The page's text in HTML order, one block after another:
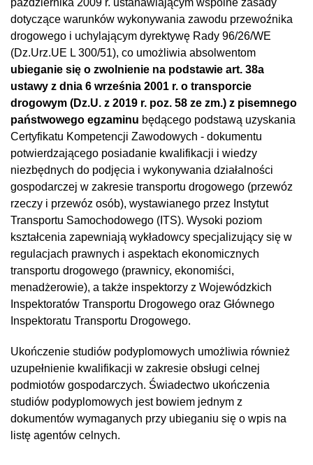
października 2009 r. ustanawiającym wspólne zasady
dotyczące warunków wykonywania zawodu przewoźnika
drogowego i uchylającym dyrektywę Rady 96/26/WE
(Dz.Urz.UE L 300/51), co umożliwia absolwentom
ubieganie się o zwolnienie na podstawie art. 38a
ustawy z dnia 6 września 2001 r. o transporcie
drogowym (Dz.U. z 2019 r. poz. 58 ze zm.) z pisemnego
państwowego egzaminu będącego podstawą uzyskania
Certyfikatu Kompetencji Zawodowych - dokumentu
potwierdzającego posiadanie kwalifikacji i wiedzy
niezbędnych do podjęcia i wykonywania działalności
gospodarczej w zakresie transportu drogowego (przewóz
rzeczy i przewóz osób), wystawianego przez Instytut
Transportu Samochodowego (ITS). Wysoki poziom
kształcenia zapewniają wykładowcy specjalizujący się w
regulacjach prawnych i aspektach ekonomicznych
transportu drogowego (prawnicy, ekonomiści,
menadżerowie), a także inspektorzy z Wojewódzkich
Inspektoratów Transportu Drogowego oraz Głównego
Inspektoratu Transportu Drogowego.
Ukończenie studiów podyplomowych umożliwia również
uzupełnienie kwalifikacji w zakresie obsługi celnej
podmiotów gospodarczych. Świadectwo ukończenia
studiów podyplomowych jest bowiem jednym z
dokumentów wymaganych przy ubieganiu się o wpis na
listę agentów celnych.